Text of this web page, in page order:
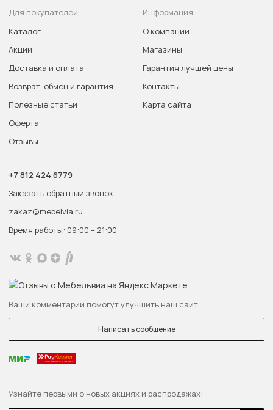
Узнайте первыми о новых акциях и распродажах!
Для покупателей
Каталог
Акции
Доставка и оплата
Возврат, обмен и гарантия
Полезные статьи
Оферта
Отзывы
Информация
О компании
Магазины
Гарантия лучшей цены
Контакты
Карта сайта
+7 812 424 6779
Заказать обратный звонок
zakaz@mebelvia.ru
Время работы: 09:00 – 21:00
Ваши комментарии помогут улучшить наш сайт
Написать сообщение